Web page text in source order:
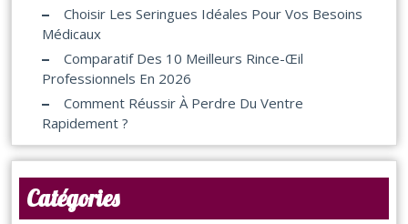
Choisir Les Seringues Idéales Pour Vos Besoins
Médicaux
Comparatif Des 10 Meilleurs Rince-Œil
Professionnels En 2026
Comment Réussir À Perdre Du Ventre
Rapidement ?
Catégories